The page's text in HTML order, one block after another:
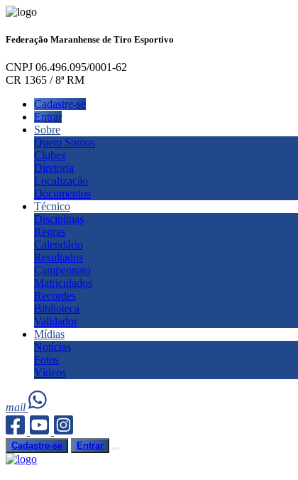
Federação Maranhense de Tiro Esportivo
CNPJ 06.496.095/0001-62
CR 1365 / 8ª RM
Cadastre-se
Entrar
Sobre
Quem Somos
Clubes
Diretoria
Localização
Documentos
Técnico
Disciplinas
Regras
Calendário
Resultados
Campeonato
Matriculados
Recordes
Biblioteca
Validador
Mídias
Notícias
Fotos
Vídeos
mail
Cadastre-se Entrar